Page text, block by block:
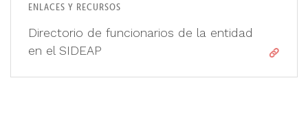
Directorio de funcionarios de la entidad
en el SIDEAP